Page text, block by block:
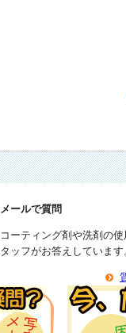
メールで質問
コーティング剤や洗剤の
タッフがお答えしています